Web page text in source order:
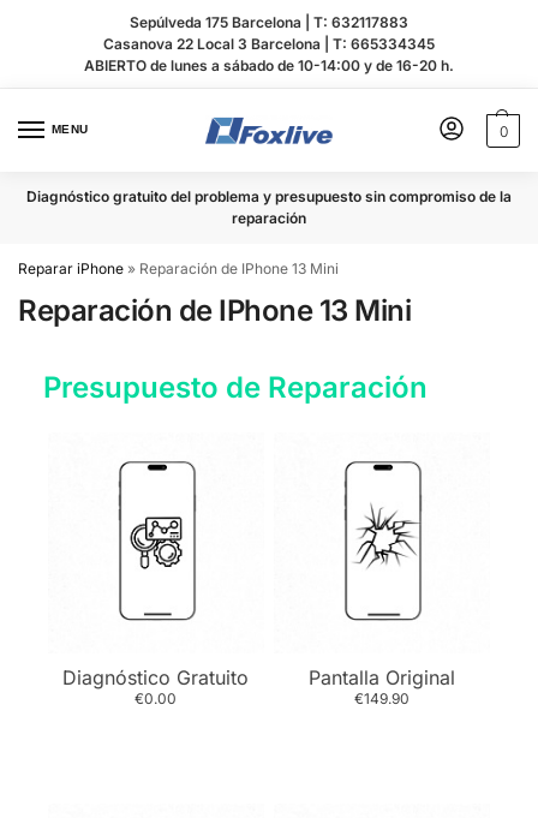
Sepúlveda 175 Barcelona | T: 632117883
Casanova 22 Local 3 Barcelona | T: 665334345
ABIERTO de lunes a sábado de 10-14:00 y de 16-20 h.
MENU 0
Diagnóstico gratuito del problema y presupuesto sin compromiso de la
reparación
Reparar iPhone » Reparación de IPhone 13 Mini
Reparación de IPhone 13 Mini
Presupuesto de Reparación
Diagnóstico Gratuito
€0.00
Pantalla Original
€149.90